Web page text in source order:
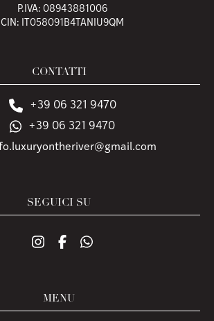
P.IVA: 08943881006
CIN: IT058091B4TANIU9QM
CONTATTI
+39 06 321 9470
+39 06 321 9470
SEGUICI SU
MENU